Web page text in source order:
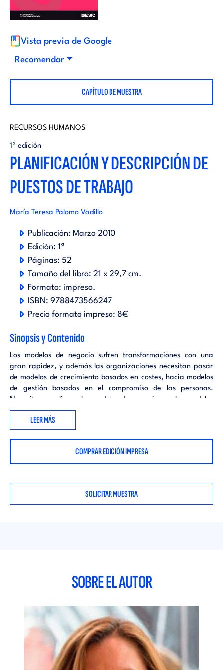
d
t
o
r
i
a
l
a
Vista previa de Google
Recomendar
CAPÍTULO DE MUESTRA
RECURSOS HUMANOS
1ª edición
PLANIFICACIÓN Y DESCRIPCIÓN DE
PUESTOS DE TRABAJO
María Teresa Palomo Vadillo
Publicación: Marzo 2010
Edición: 1ª
Páginas: 52
Tamaño del libro: 21 x 29,7 cm.
Formato: impreso.
ISBN: 9788473566247
Precio formato impreso: 8€
Sinopsis y Contenido
Los modelos de negocio sufren transformaciones con una
gran rapidez, y además las organizaciones necesitan pasar
de modelos de crecimiento basados en costes, hacia modelos
de gestión basados en el compromiso de las personas.
Necesitamos alinear los modelos de negocio con los modelos
de gestión de personas para así favorecer el atraer, retener
y comprometer a las personas con talento, así como nuevos
proporcionen información objetiva y aporten valor en
relación a las personas y de los puestos, y que aporten valor
Los modelos centrados en los puestos de trabajo han quedado
tanto, el buen conocimiento de los puestos de trabajo es el
punto de partida de todas las actividades que se desarrollan
del talento.
En este documento, se establecen las fases del proceso
necesarias para tener éxito en la planificación y despliegue
de un proyecto de Análisis de Puestos. Además, se incide en
los diferentes métodos existentes para el proceso técnico y
LEER MÁS
COMPRAR EDICIÓN IMPRESA
SOLICITAR MUESTRA
SOBRE EL AUTOR